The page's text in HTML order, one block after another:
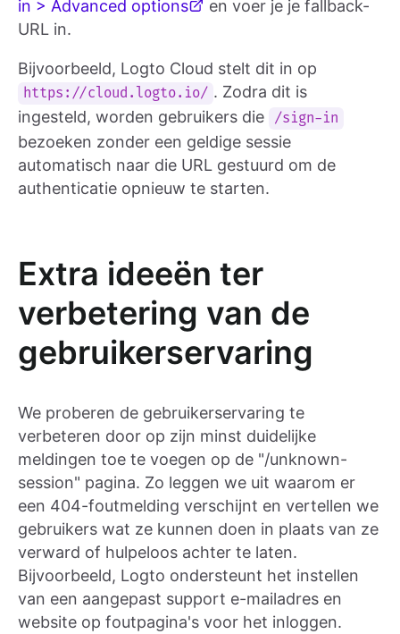
in > Advanced options
en voer je je fallback-
URL in.
Bijvoorbeeld, Logto Cloud stelt dit in op
https://cloud.logto.io/ . Zodra dit is
ingesteld, worden gebruikers die
/sign-in
bezoeken zonder een geldige sessie
automatisch naar die URL gestuurd om de
authenticatie opnieuw te starten.
Extra ideeën ter
verbetering van de
gebruikerservaring
We proberen de gebruikerservaring te
verbeteren door op zijn minst duidelijke
meldingen toe te voegen op de "/unknown-
session" pagina. Zo leggen we uit waarom er
een 404-foutmelding verschijnt en vertellen we
gebruikers wat ze kunnen doen in plaats van ze
verward of hulpeloos achter te laten.
Bijvoorbeeld, Logto ondersteunt het instellen
van een aangepast support e-mailadres en
website op foutpagina's voor het inloggen.